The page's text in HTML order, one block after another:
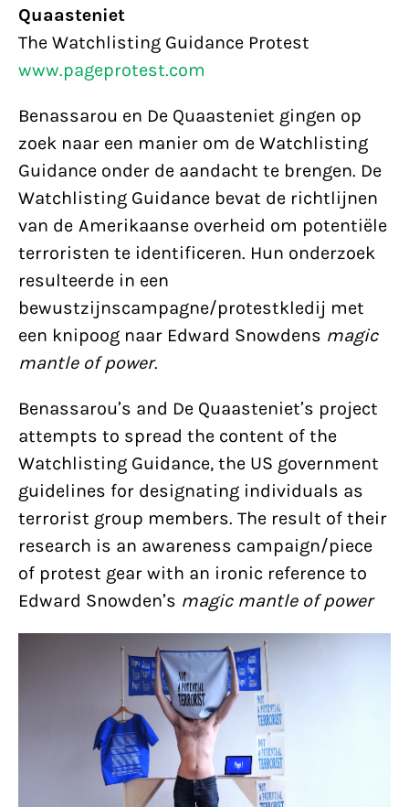
Quaasteniet
The Watchlisting Guidance Protest
www.pageprotest.com
Benassarou en De Quaasteniet gingen op
zoek naar een manier om de Watchlisting
Guidance onder de aandacht te brengen. De
Watchlisting Guidance bevat de richtlijnen
van de Amerikaanse overheid om potentiële
terroristen te identificeren. Hun onderzoek
resulteerde in een
bewustzijnscampagne/protestkledij met
een knipoog naar Edward Snowdens magic
mantle of power.
Benassarou’s and De Quaasteniet’s project
attempts to spread the content of the
Watchlisting Guidance, the US government
guidelines for designating individuals as
terrorist group members. The result of their
research is an awareness campaign/piece
of protest gear with an ironic reference to
Edward Snowden’s magic mantle of power